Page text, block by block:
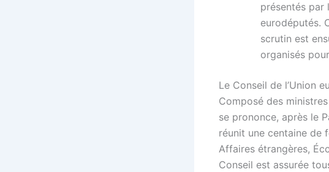
présentés par
eurodéputés.
scrutin est
organisés
Le Conseil de l’Union
Composé des
se prononce, après le
réunit une centaine de
Affaires étrangères,
Conseil est assurée